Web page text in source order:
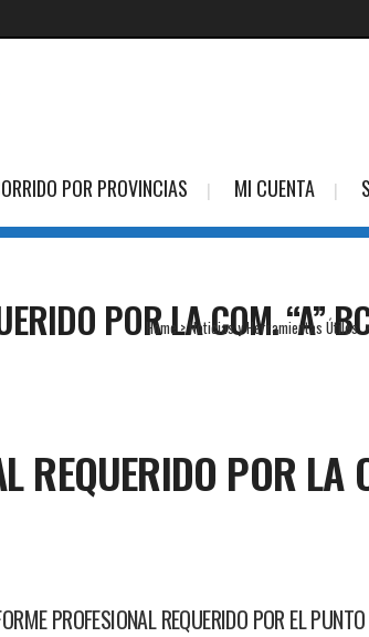
POR PROVINCIAS MI CUENTA
POR LA COM. “A”
Home >Noticias y Herramientas Útiles
REQUERIDO POR
PROFESIONAL REQUERIDO POR EL